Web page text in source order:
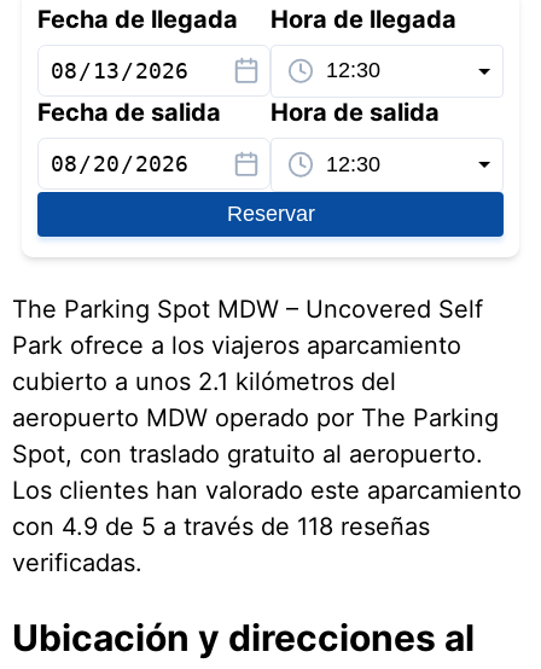
Fecha de llegada Hora de llegada
Fecha de salida Hora de salida
Reservar
The Parking Spot MDW – Uncovered Self
Park ofrece a los viajeros aparcamiento
cubierto a unos 2.1 kilómetros del
aeropuerto MDW operado por The Parking
Spot, con traslado gratuito al aeropuerto.
Los clientes han valorado este aparcamiento
con 4.9 de 5 a través de 118 reseñas
verificadas.
Ubicación y direcciones al